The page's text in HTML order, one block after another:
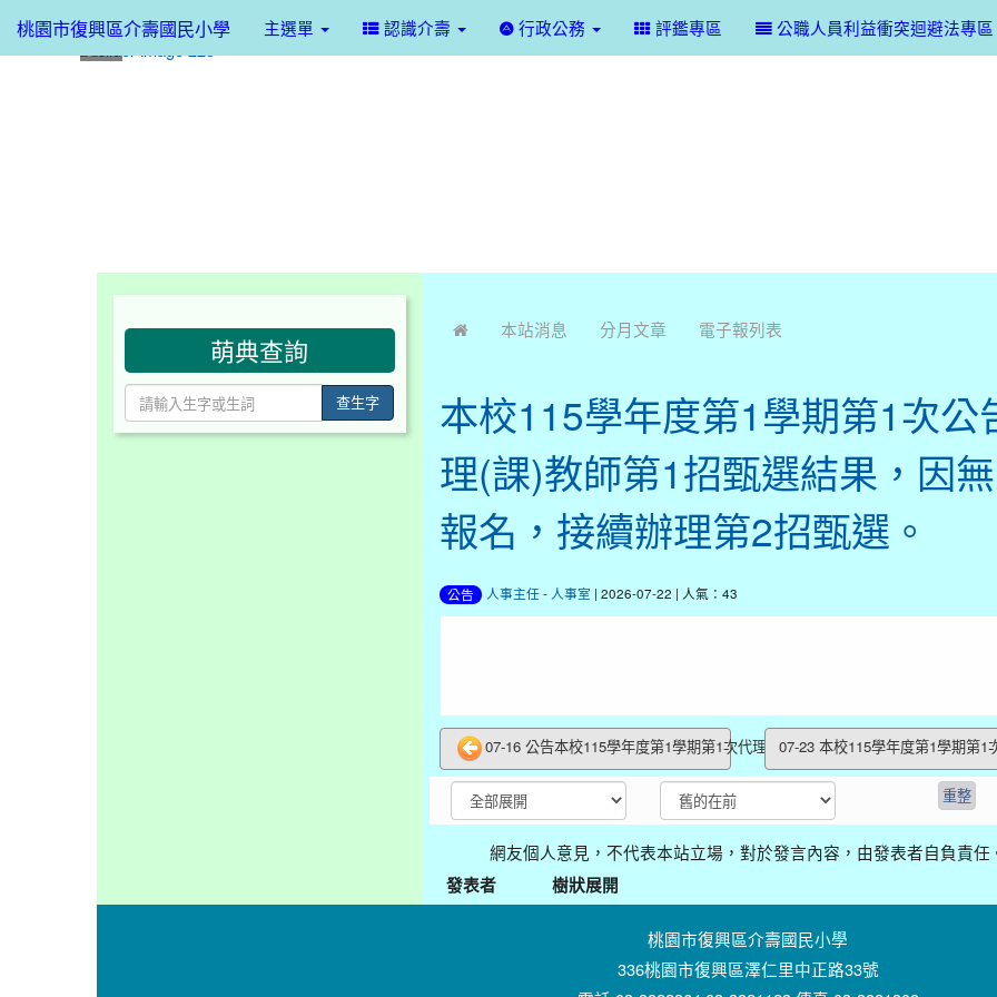
桃園市復興區介壽國民小學 主選單 認識介壽 行政公務 評鑑專區 公職人員利益衝突迴避法專區
本站消息 分月文章 電子報列表
本校115學年度第1學期第1次公
理(課)教師第1招甄選結果，因
報名，接續辦理第2招甄選。
公告 人事主任- 人事室 | 2026-07-22 | 人氣：43
07-16 公告本校115學年度第1學期第1次代理(...07-23 本校115學年度第1學期第1
網友個人意見，不代表本站立場，對於發言內容，由發表者自負責任
發表者
樹狀展開
萌典查詢
查生字
桃園市復興區介壽國民小學
336桃園市復興區澤仁里中正路33號